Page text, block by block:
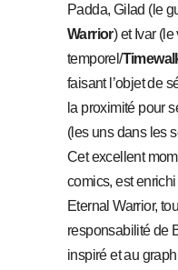
Padda, Gilad (le
Warrior) et Ivar
temporel/
faisant l’objet de
la proximité pour
(les uns dans les
Cet excellent
comics, est
Eternal Warrior,
responsabilité de
inspiré et au